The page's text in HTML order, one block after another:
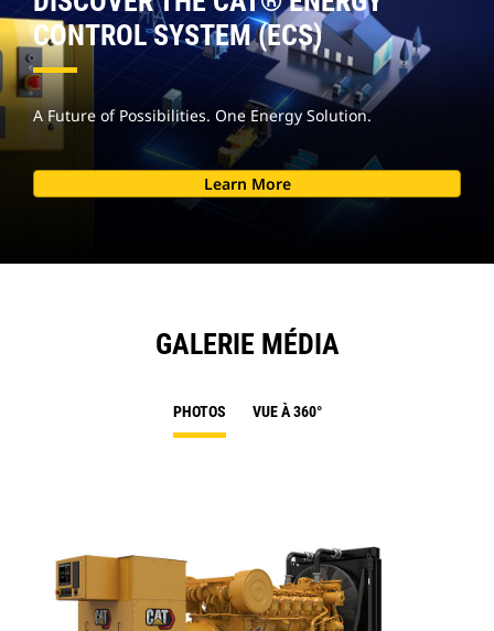
CONTROL SYSTEM (ECS)
A Future of Possibilities. One Energy Solution.
Learn More
GALERIE MÉDIA
PHOTOS VUE À 360°